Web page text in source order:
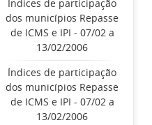
Índices de participação
dos municípios Repasse
de ICMS e IPI - 07/02 a
13/02/2006
Índices de participação
dos municípios Repasse
de ICMS e IPI - 07/02 a
13/02/2006